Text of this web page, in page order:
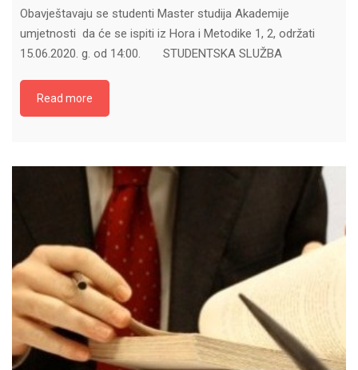
Obavještavaju se studenti Master studija Akademije
umjetnosti da će se ispiti iz Hora i Metodike 1, 2, održati
15.06.2020. g. od 14:00. STUDENTSKA SLUŽBA
Read more